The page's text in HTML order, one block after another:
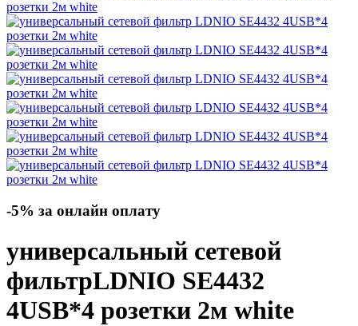
-5% за онлайн оплату
универсальный сетевой
фильтрLDNIO SE4432
4USB*4 розетки 2м white